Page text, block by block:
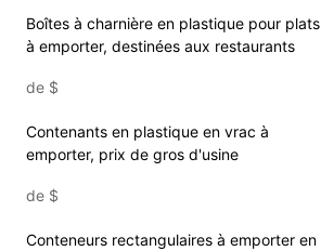
Boîtes à charnière en plastique pour plats
à emporter, destinées aux restaurants
de $
Contenants en plastique en vrac à
emporter, prix de gros d'usine
de $
Conteneurs rectangulaires à emporter en